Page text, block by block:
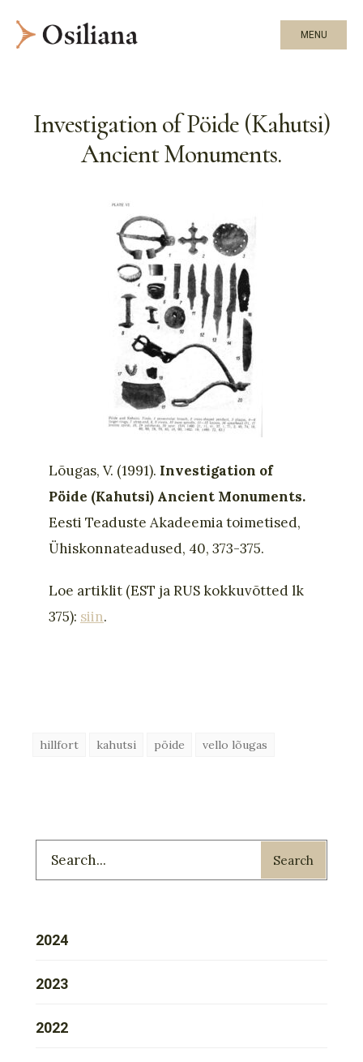
MENU
Investigation of Pöide (Kahutsi)
Ancient Monuments.
Lõugas, V. (1991). Investigation of
Pöide (Kahutsi) Ancient Monuments.
Eesti Teaduste Akadeemia toimetised,
Ühiskonnateadused, 40, 373-375.
Loe artiklit (EST ja RUS kokkuvõtted lk
375): siin.
hillfort kahutsi pöide vello lõugas
Search
2024
2023
2022